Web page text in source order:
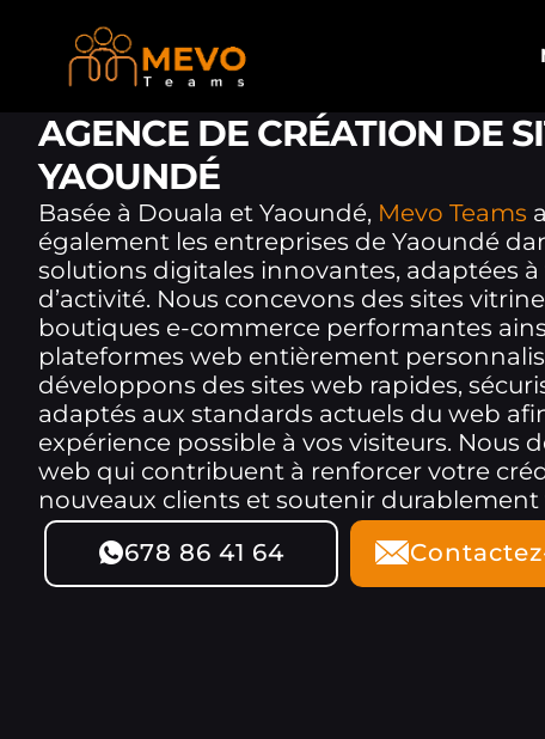
AGENCE DE CRÉATION DE
YAOUNDÉ
Basée à Douala et Yaoundé, Mevo Teams
également les entreprises de Yaoundé
solutions digitales innovantes, adaptées à
d’activité. Nous concevons des sites
boutiques e-commerce performantes
plateformes web entièrement
développons des sites web rapides,
adaptés aux standards actuels du web
expérience possible à vos visiteurs. Nous
web qui contribuent à renforcer votre
nouveaux clients et soutenir durablement
678 86 41 64